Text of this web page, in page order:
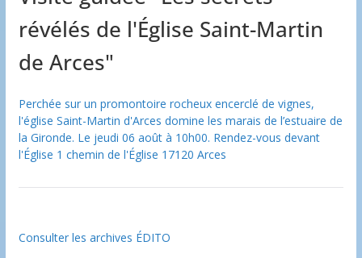
révélés de l'Église Saint-Martin
de Arces"
Perchée sur un promontoire rocheux encerclé de vignes,
l'église Saint-Martin d'Arces domine les marais de l’estuaire de
la Gironde. Le jeudi 06 août à 10h00. Rendez-vous devant
l'Église 1 chemin de l'Église 17120 Arces
Consulter les archives ÉDITO